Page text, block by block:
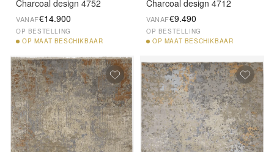
Charcoal design 4752
VANAF€14.900
OP BESTELLING
OP MAAT BESCHIKBAAR
Charcoal design 4712
VANAF€9.490
OP BESTELLING
OP MAAT BESCHIKBAAR